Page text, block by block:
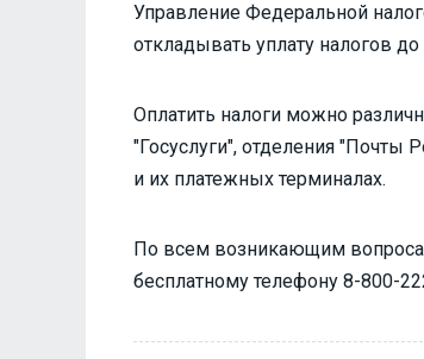
Управление Федеральной
откладывать уплату налогов
Оплатить налоги можно
"Госуслуги", отделения
и их платежных терминалах.
По всем возникающим
бесплатному телефону 8-800-